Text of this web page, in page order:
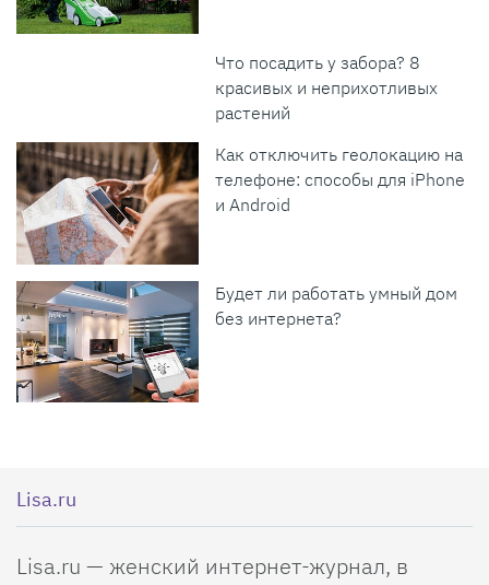
Что посадить у забора? 8
красивых и неприхотливых
растений
Как отключить геолокацию на
телефоне: способы для iPhone
и Android
Будет ли работать умный дом
без интернета?
Lisa.ru
Lisa.ru — женский интернет-журнал, в